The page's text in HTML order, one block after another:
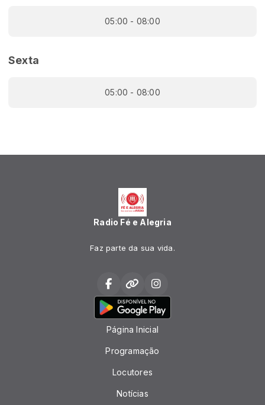
05:00 - 08:00
Sexta
05:00 - 08:00
Radio Fé e Alegria
Faz parte da sua vida.
Página Inicial
Programação
Locutores
Notícias